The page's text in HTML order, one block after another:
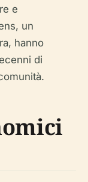
e
un
hanno
di